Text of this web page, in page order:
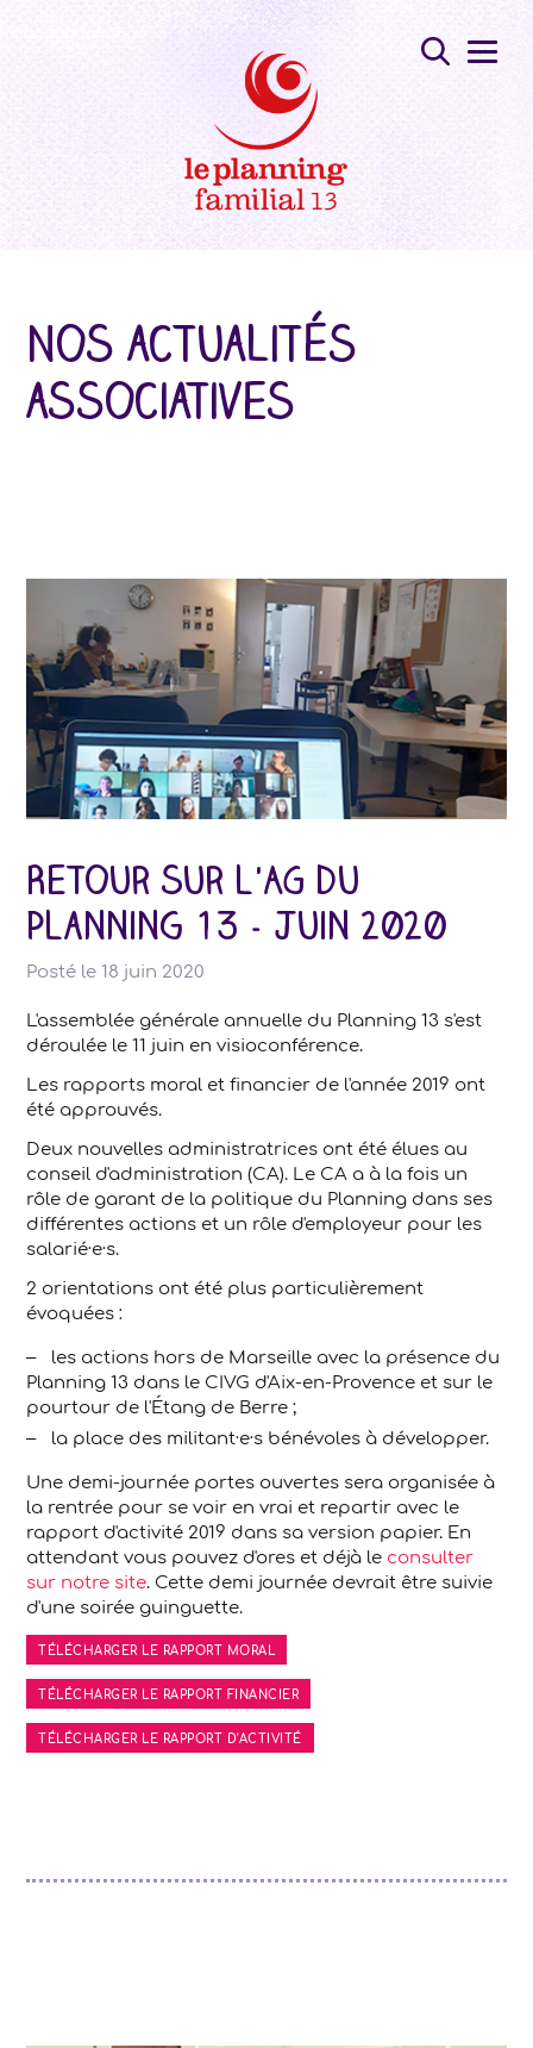
Nos actualités
associatives
Retour sur l'AG du
Planning 13 - Juin 2020
Posté le18 juin 2020
L'assemblée générale annuelle du Planning 13 s'est
déroulée le 11 juin en visioconférence.
Les rapports moral et financier de l'année 2019 ont
été approuvés.
Deux nouvelles administratrices ont été élues au
conseil d'administration (CA). Le CA a à la fois un
rôle de garant de la politique du Planning dans ses
différentes actions et un rôle d'employeur pour les
salarié·e·s.
2 orientations ont été plus particulièrement
évoquées :
les actions hors de Marseille avec la présence du
Planning 13 dans le CIVG d'Aix-en-Provence et sur le
pourtour de l'Étang de Berre ;
la place des militant·e·s bénévoles à développer.
Une demi-journée portes ouvertes sera organisée à
la rentrée pour se voir en vrai et repartir avec le
rapport d'activité 2019 dans sa version papier. En
attendant vous pouvez d'ores et déjà le consulter
sur notre site. Cette demi journée devrait être suivie
d'une soirée guinguette.
TÉLÉCHARGER LE RAPPORT MORAL
TÉLÉCHARGER LE RAPPORT FINANCIER
TÉLÉCHARGER LE RAPPORT D'ACTIVITÉ